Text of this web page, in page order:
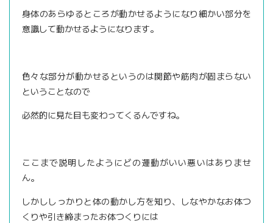
身体のあらゆるところが動かせるようになり細かい部分を
意識して動かせるようになります。
色々な部分が動かせるというのは関節や筋肉が固まらない
ということなので
必然的に見た目も変わってくるんですね。
ここまで説明したようにどの運動がいい悪いはありませ
ん。
しかししっかりと体の動かし方を知り、しなやかなお体つ
くりや引き締まったお体つくりには